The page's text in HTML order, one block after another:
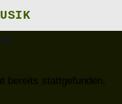
bereits stattgefunden.